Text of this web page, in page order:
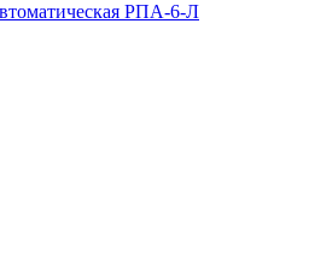
РПА-6-Л